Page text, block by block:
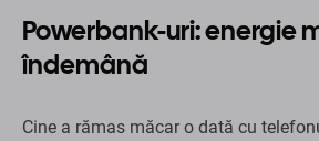
Powerbank-uri: energie
îndemână
Cine a rămas măcar o dată cu